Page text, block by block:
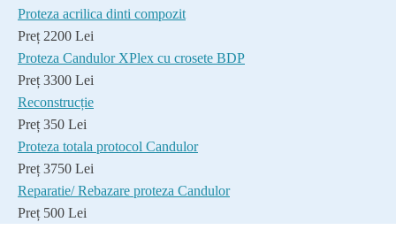
Proteza acrilica dinti compozit
Preț 2200 Lei
Proteza Candulor XPlex cu crosete BDP
Preț 3300 Lei
Reconstrucție
Preț 350 Lei
Proteza totala protocol Candulor
Preț 3750 Lei
Reparatie/ Rebazare proteza Candulor
Preț 500 Lei